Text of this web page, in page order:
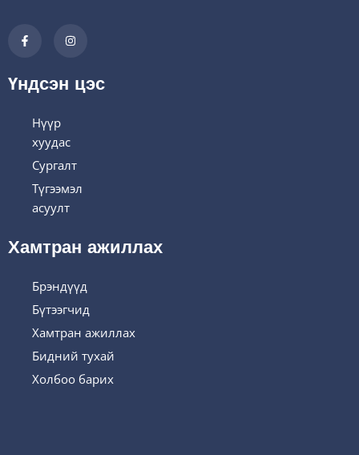
Үндсэн цэс
Нүүр
хуудас
Сургалт
Түгээмэл
асуулт
Хамтран ажиллах
Брэндүүд
Бүтээгчид
Хамтран ажиллах
Бидний тухай
Холбоо барих